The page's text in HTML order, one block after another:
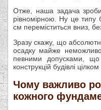
Отже, наша задача
рівномірною. Ну це типу
см переміститься вниз,
Зразу скажу, що
осадку майже
певними допусками,
конструкцій будівлі цілком
Чому важливо
кожного